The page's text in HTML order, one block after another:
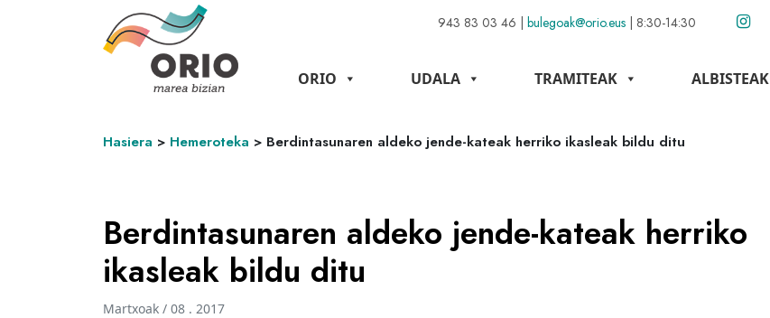
943 83 03 46 | bulegoak@orio.eus | 8:30-14:30
ORIO UDALA TRAMITEAK ALBISTEAK
Hasiera > Hemeroteka > Berdintasunaren aldeko jende-kateak herriko ikasleak bildu ditu
Berdintasunaren aldeko jende-kateak herriko
ikasleak bildu ditu
Martxoak / 08 . 2017